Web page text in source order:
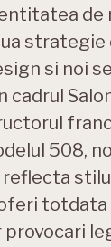
de
strategie
si noi
cadrul
508,
provocari